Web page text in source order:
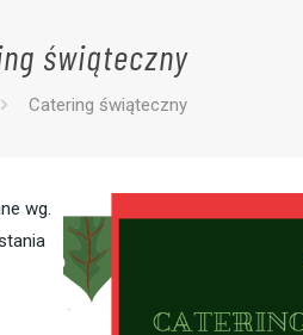
świąteczny
Catering świąteczny
wg.